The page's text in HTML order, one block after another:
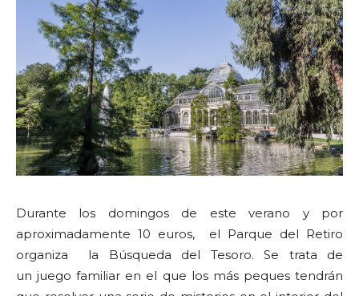
Durante los domingos de este verano y por
aproximadamente 10 euros, el Parque del Retiro
organiza la Búsqueda del Tesoro. Se trata de
un juego familiar en el que los más peques tendrán